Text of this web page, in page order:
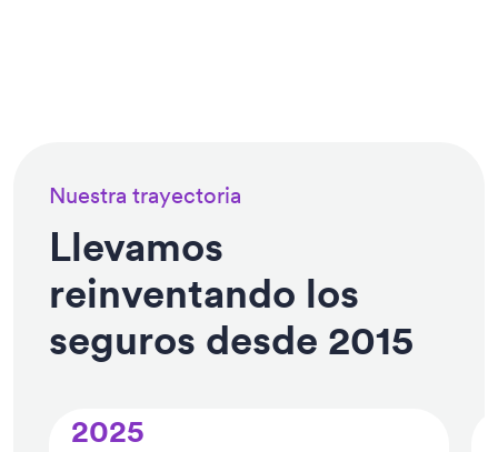
Nuestra trayectoria
Llevamos
reinventando los
seguros desde 2015
2025